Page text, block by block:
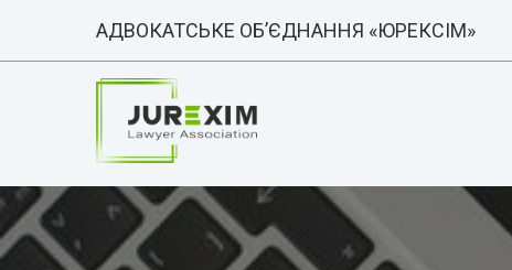
АДВОКАТСЬКЕ ОБ’ЄДНАННЯ «ЮРЕКСІМ»